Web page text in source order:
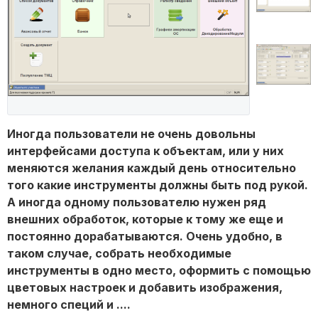
Иногда пользователи не очень довольны
интерфейсами доступа к объектам, или у них
меняются желания каждый день относительно
того какие инструменты должны быть под рукой.
А иногда одному пользователю нужен ряд
внешних обработок, которые к тому же еще и
постоянно дорабатываются. Очень удобно, в
таком случае, собрать необходимые
инструменты в одно место, оформить с помощью
цветовых настроек и добавить изображения,
немного специй и ....